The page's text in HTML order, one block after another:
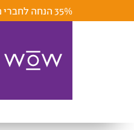
35% הנחה לחברי מועדון ומצטרפים חדשים |